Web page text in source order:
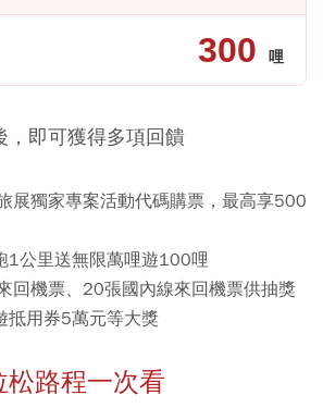
300 哩
，即可獲得多項回饋
展獨家專案活動代碼購票，最高享500
1公里送無限萬哩遊100哩
回機票、20張國內線來回機票供抽獎
抵用券5萬元等大獎
路程一次看